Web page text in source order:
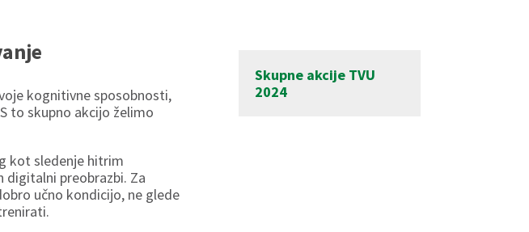
kognitivne sposobnosti,
to skupno akcijo želimo
kot sledenje hitrim
digitalni preobrazbi. Za
učno kondicijo, ne glede
Skupne akcije TVU
2024